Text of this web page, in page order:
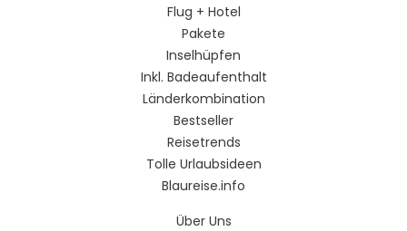
Flug + Hotel
Pakete
Inselhüpfen
Inkl. Badeaufenthalt
Länderkombination
Bestseller
Reisetrends
Tolle Urlaubsideen
Blaureise.info
Über Uns